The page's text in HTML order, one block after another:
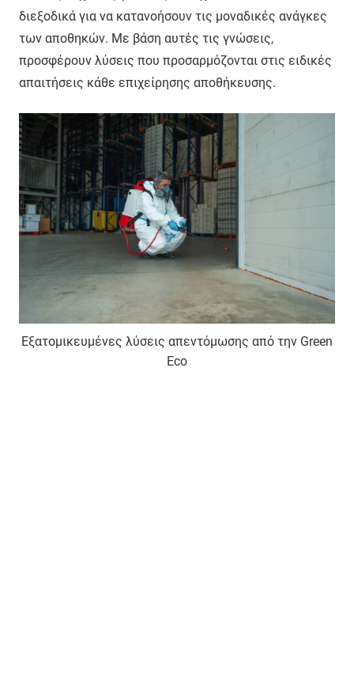
διεξοδικά για να κατανοήσουν τις μοναδικές ανάγκες
των αποθηκών. Με βάση αυτές τις γνώσεις,
προσφέρουν λύσεις που προσαρμόζονται στις ειδικές
απαιτήσεις κάθε επιχείρησης αποθήκευσης.
Εξατομικευμένες λύσεις απεντόμωσης από την Green
Eco